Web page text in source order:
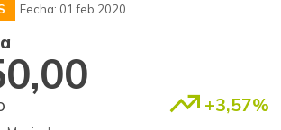
Fecha: 01 feb 2020
+3,57%